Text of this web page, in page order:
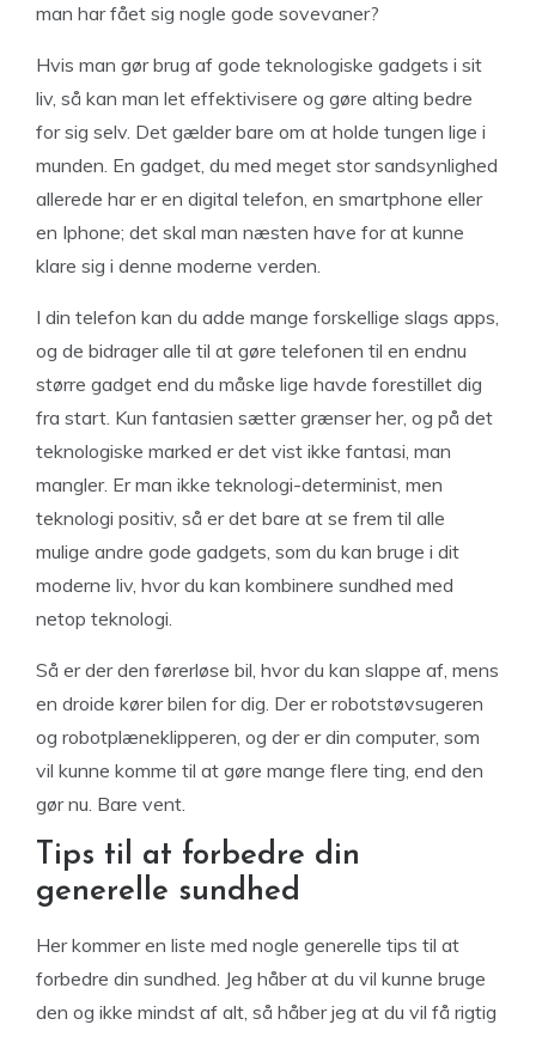
man har fået sig nogle gode sovevaner?
Hvis man gør brug af gode teknologiske gadgets i sit
liv, så kan man let effektivisere og gøre alting bedre
for sig selv. Det gælder bare om at holde tungen lige i
munden. En gadget, du med meget stor sandsynlighed
allerede har er en digital telefon, en smartphone eller
en Iphone; det skal man næsten have for at kunne
klare sig i denne moderne verden.
I din telefon kan du adde mange forskellige slags apps,
og de bidrager alle til at gøre telefonen til en endnu
større gadget end du måske lige havde forestillet dig
fra start. Kun fantasien sætter grænser her, og på det
teknologiske marked er det vist ikke fantasi, man
mangler. Er man ikke teknologi-determinist, men
teknologi positiv, så er det bare at se frem til alle
mulige andre gode gadgets, som du kan bruge i dit
moderne liv, hvor du kan kombinere sundhed med
netop teknologi.
Så er der den førerløse bil, hvor du kan slappe af, mens
en droide kører bilen for dig. Der er robotstøvsugeren
og robotplæneklipperen, og der er din computer, som
vil kunne komme til at gøre mange flere ting, end den
gør nu. Bare vent.
Tips til at forbedre din
generelle sundhed
Her kommer en liste med nogle generelle tips til at
forbedre din sundhed. Jeg håber at du vil kunne bruge
den og ikke mindst af alt, så håber jeg at du vil få rigtig